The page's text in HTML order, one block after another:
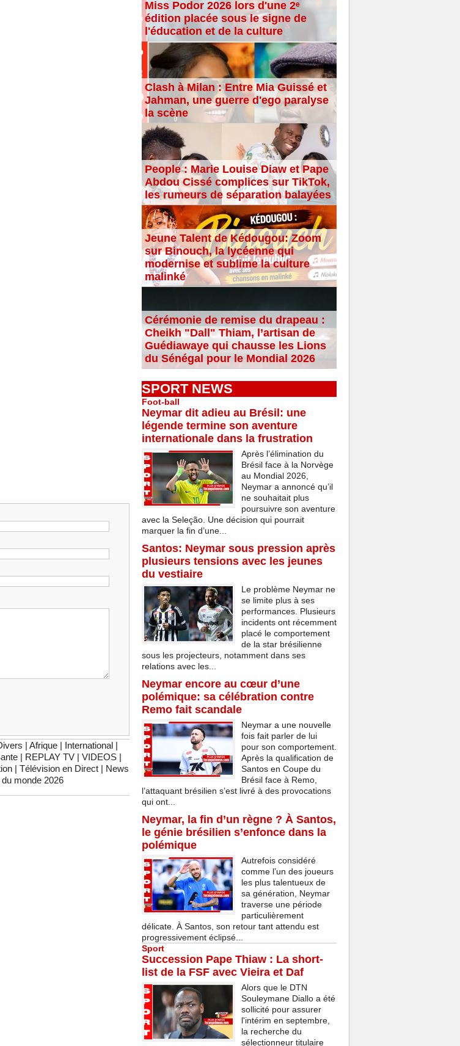
| Afrique | International |
| REPLAY TV | VIDEOS |
| Télévision en Direct | News
monde 2026
Miss Podor 2026 lors d'une 2ᵉ
édition placée sous le signe de
l'éducation et de la culture
Clash à Milan : Entre Mia Guissé et
Jahman, une guerre d'ego paralyse
la scène
People : Marie Louise Diaw et Pape
Abdou Cissé complices sur TikTok,
les rumeurs de séparation balayées
Jeune Talent de Kédougou: Zoom
sur Binouch, la lycéenne qui
modernise et sublime la culture
malinké
Cérémonie de remise du drapeau :
Cheikh "Dall" Thiam, l’artisan de
Guédiawaye qui chausse les Lions
du Sénégal pour le Mondial 2026
SPORT NEWS
Foot-ball
Neymar dit adieu au Brésil: une
légende termine son aventure
internationale dans la frustration
Après l’élimination du
Brésil face à la Norvège
au Mondial 2026,
Neymar a annoncé qu’il
ne souhaitait plus
poursuivre son aventure
avec la Seleção. Une décision qui pourrait
marquer la fin d’une...
Santos: Neymar sous pression après
plusieurs tensions avec les jeunes
du vestiaire
Le problème Neymar ne
se limite plus à ses
performances. Plusieurs
incidents ont récemment
placé le comportement
de la star brésilienne
sous les projecteurs, notamment dans ses
relations avec les...
Neymar encore au cœur d’une
polémique: sa célébration contre
Remo fait scandale
Neymar a une nouvelle
fois fait parler de lui
pour son comportement.
Après la qualification de
Santos en Coupe du
Brésil face à Remo,
l’attaquant brésilien s’est livré à des provocations
qui ont...
Neymar, la fin d’un règne ? À Santos,
le génie brésilien s’enfonce dans la
polémique
Autrefois considéré
comme l’un des joueurs
les plus talentueux de
sa génération, Neymar
traverse une période
particulièrement
délicate. À Santos, son retour tant attendu est
progressivement éclipsé...
Sport
Succession Pape Thiaw : La short-
list de la FSF avec Vieira et Daf
Alors que le DTN
Souleymane Diallo a été
sollicité pour assurer
l'intérim en septembre,
la recherche du
sélectionneur titulaire